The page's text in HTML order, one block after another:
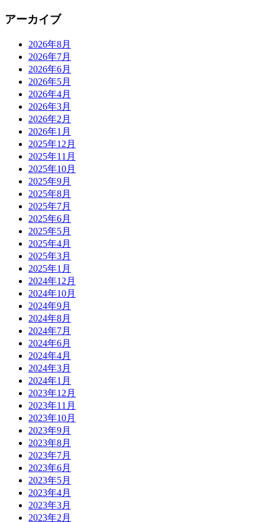
アーカイブ
2026年8月
2026年7月
2026年6月
2026年5月
2026年4月
2026年3月
2026年2月
2026年1月
2025年12月
2025年11月
2025年10月
2025年9月
2025年8月
2025年7月
2025年6月
2025年5月
2025年4月
2025年3月
2025年1月
2024年12月
2024年10月
2024年9月
2024年8月
2024年7月
2024年6月
2024年4月
2024年3月
2024年1月
2023年12月
2023年11月
2023年10月
2023年9月
2023年8月
2023年7月
2023年6月
2023年5月
2023年4月
2023年3月
2023年2月